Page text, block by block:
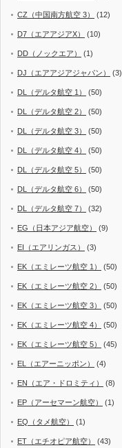
CZ（中国南方航空 3） (12)
D7（エアアジアX） (10)
DD（ノックエア） (1)
DJ（エアアジアジャパン） (3)
DL（デルタ航空 1） (50)
DL（デルタ航空 2） (50)
DL（デルタ航空 3） (50)
DL（デルタ航空 4） (50)
DL（デルタ航空 5） (50)
DL（デルタ航空 6） (50)
DL（デルタ航空 7） (32)
EG（日本アジア航空） (9)
EI（エアリンガス） (3)
EK（エミレーツ航空 1） (50)
EK（エミレーツ航空 2） (50)
EK（エミレーツ航空 3） (50)
EK（エミレーツ航空 4） (50)
EK（エミレーツ航空 5） (45)
EL（エアーニッポン） (4)
EN（エア・ドロミティ） (8)
EP（アーセマーン航空） (1)
EQ（タメ航空） (1)
ET（エチオピア航空） (43)